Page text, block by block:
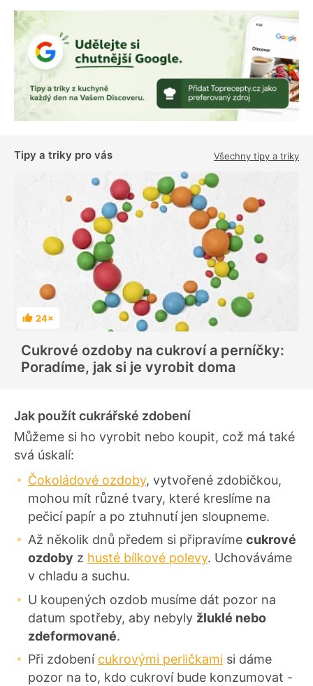
Tipy a triky pro vás Všechny tipy a triky
H
n
o
c
24×
Cukrové ozdoby na cukroví a perníčky:
Poradíme, jak si je vyrobit doma
Jak použít cukrářské zdobení
Můžeme si ho vyrobit nebo koupit, což má také
svá úskalí:
Čokoládové ozdoby, vytvořené zdobičkou,
mohou mít různé tvary, které kreslíme na
pečicí papír a po ztuhnutí jen sloupneme.
Až několik dnů předem si připravíme cukrové
ozdoby z husté bílkové polevy. Uchováváme
v chladu a suchu.
U koupených ozdob musíme dát pozor na
datum spotřeby, aby nebyly žluklé nebo
zdeformované.
Při zdobení cukrovými perličkami si dáme
pozor na to, kdo cukroví bude konzumovat -